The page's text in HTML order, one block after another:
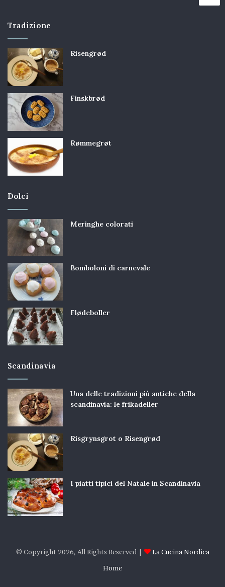
Tradizione
Risengrød
Finskbrød
Rømmegrøt
Dolci
Meringhe colorati
Bomboloni di carnevale
Flødeboller
Scandinavia
Una delle tradizioni più antiche della
scandinavia: le frikadeller
Risgrynsgrot o Risengrød
I piatti tipici del Natale in Scandinavia
© Copyright 2026, All Rights Reserved |
La Cucina Nordica
Home